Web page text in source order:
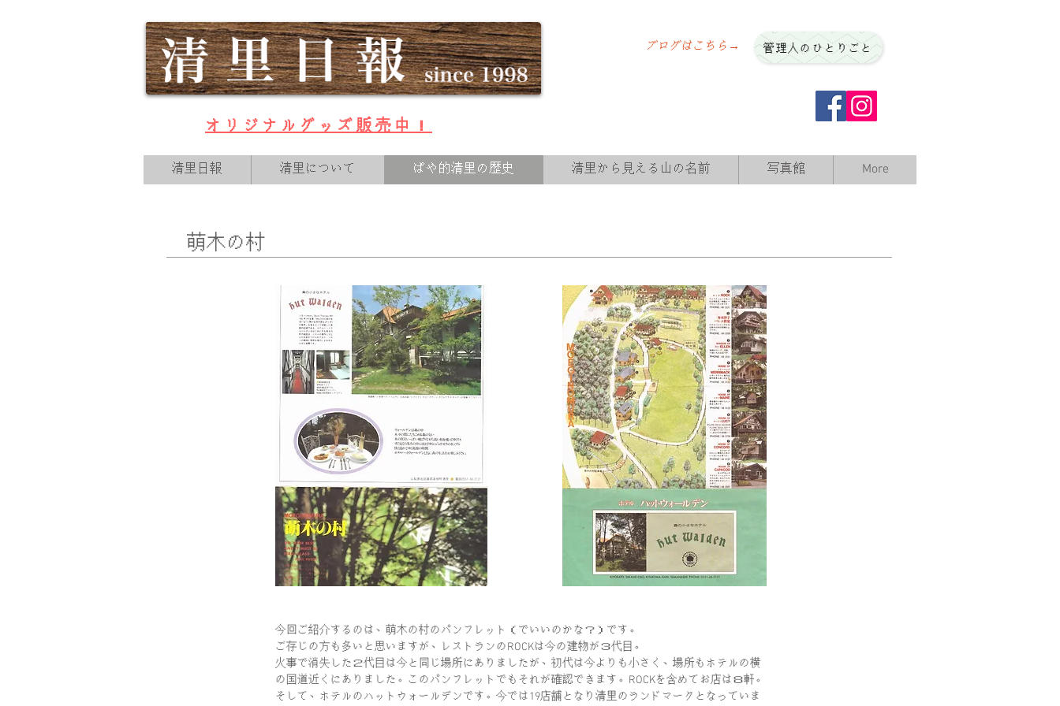
オリジナルグッズ販売中！
ブログはこちら→ 管理人のひとりごと
清里日報 清里について ぱや的清里の歴史 清里から見える山の名前 写真館 More
萌木の村
今回ご紹介するのは、萌木の村のパンフレット（でいいのかな？）です。
ご存じの方も多いと思いますが、レストランのROCKは今の建物が３代目。
火事で消失した２代目は今と同じ場所にありましたが、初代は今よりも小さく、場所もホテルの横
の国道近くにありました。このパンフレットでもそれが確認できます。ROCKを含めてお店は８軒。
そして、ホテルのハットウォールデンです。今では19店舗となり清里のランドマークとなっていま